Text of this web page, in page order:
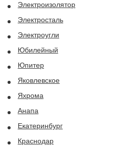
Электроизолятор
Электросталь
Электроугли
Юбилейный
Юпитер
Яковлевское
Яхрома
Анапа
Екатеринбург
Краснодар